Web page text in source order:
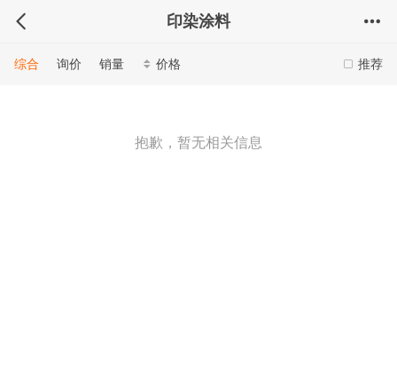
印染涂料
推荐
综合 询价 销量 价格
抱歉，暂无相关信息